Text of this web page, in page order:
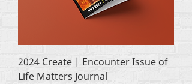
2024 Create | Encounter Issue of
Life Matters Journal